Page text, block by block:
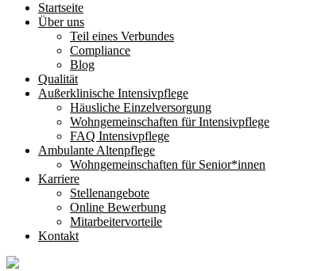
Startseite
Über uns
Teil eines Verbundes
Compliance
Blog
Qualität
Außerklinische Intensivpflege
Häusliche Einzelversorgung
Wohngemeinschaften für Intensivpflege
FAQ Intensivpflege
Ambulante Altenpflege
Wohngemeinschaften für Senior*innen
Karriere
Stellenangebote
Online Bewerbung
Mitarbeitervorteile
Kontakt